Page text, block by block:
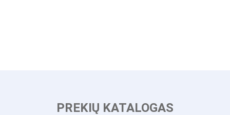
PREKIŲ KATALOGAS